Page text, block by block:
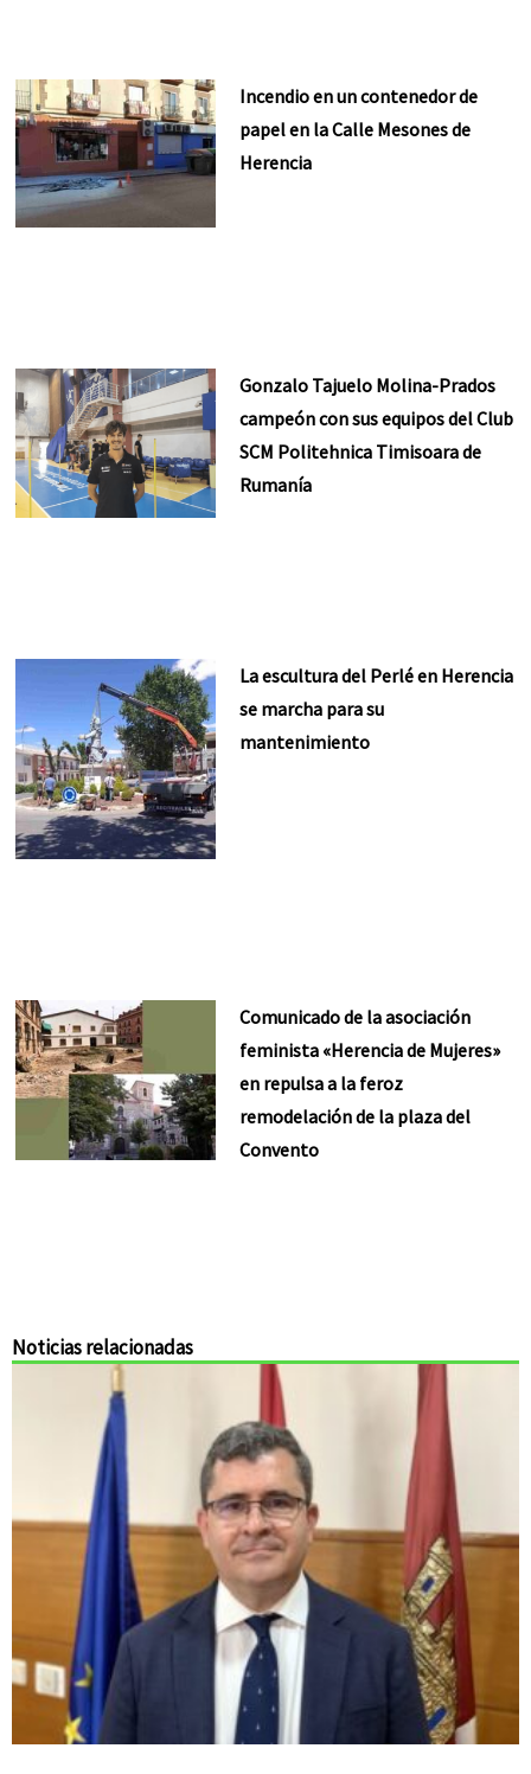
Incendio en un contenedor de
papel en la Calle Mesones de
Herencia
Gonzalo Tajuelo Molina-Prados
campeón con sus equipos del Club
SCM Politehnica Timisoara de
Rumanía
La escultura del Perlé en Herencia
se marcha para su
mantenimiento
Comunicado de la asociación
feminista «Herencia de Mujeres»
en repulsa a la feroz
remodelación de la plaza del
Convento
Noticias relacionadas